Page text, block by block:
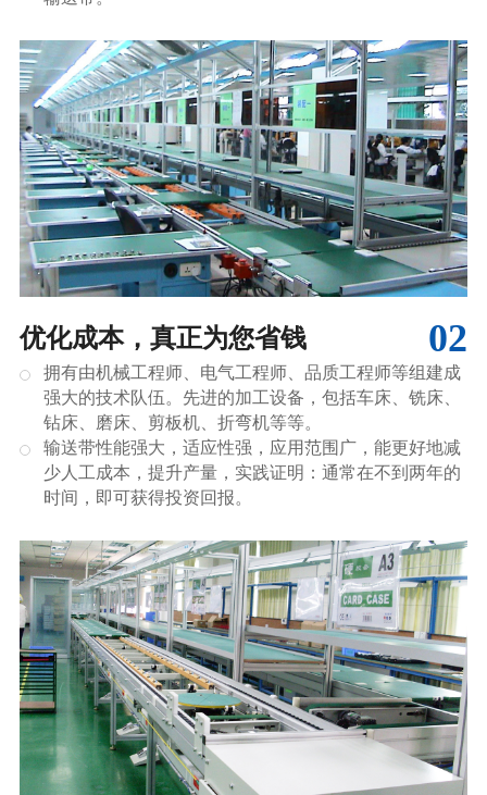
02
优化成本，真正为您省钱
拥有由机械工程师、电气工程师、品质工程师等组建成
强大的技术队伍。先进的加工设备，包括车床、铣床、
钻床、磨床、剪板机、折弯机等等。
输送带性能强大，适应性强，应用范围广，能更好地减
少人工成本，提升产量，实践证明：通常在不到两年的
时间，即可获得投资回报。